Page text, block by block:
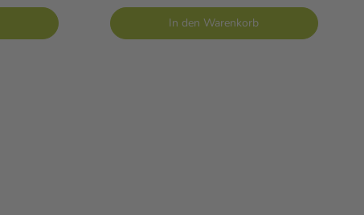
In den Warenkorb